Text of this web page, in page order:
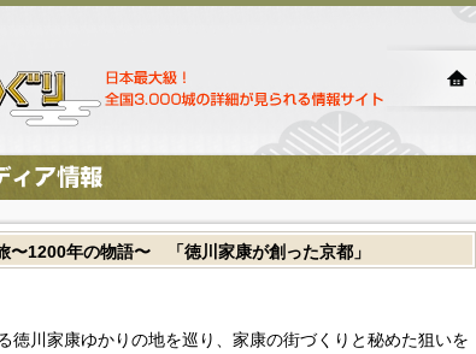
〜1200年の物語〜 「徳川家康が創った京都」
徳川家康ゆかりの地を巡り、家康の街づくりと秘めた狙いを